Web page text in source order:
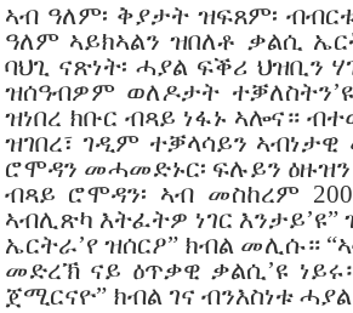
ኣብ ዓለም፡ ቅያታት ዝፍጸም፡
ዓለም ኣይክኣልን ዝበለቶ ቃልሲ
ባህጊ ናጽነት፡ ሓያል ፍቕሪ ህዝቢን
ዝሰዓብዎም ወለዶታት
ዝነበረ ክቡር ብጻይ ነፋኑ ኣሎና።
ዝገበረ፣ ገዲም ተቓላሳይን
ሮሞዳን መሓመድኑር፡ ፍሉይን ዕዙዝን
ብጻይ ሮሞዳን፡ ኣብ መስከረም
ኣብሊጽካ እትፈትዎ ነገር
ኤርትራ’የ ዝሰርዖ” ክብል መሊሱ።
መድረኽ ናይ ዕጥቃዊ ቃልሲ’ዩ
ጀሚርናዮ” ክብል ገና ብንእስነቱ